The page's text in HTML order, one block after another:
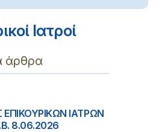
Ιατροί
άρθρα
ΙΑΤΡΩΝ
8.06.2026